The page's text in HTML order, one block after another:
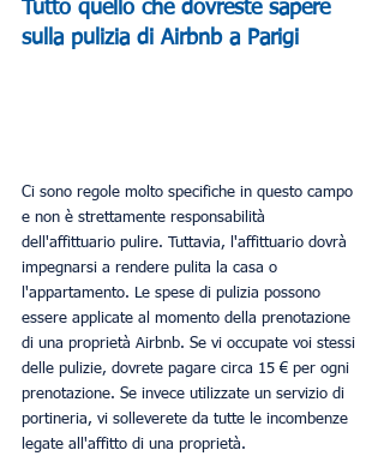
Tutto quello che dovreste sapere
sulla pulizia di Airbnb a Parigi
Ci sono regole molto specifiche in questo campo
e non è strettamente responsabilità
dell'affittuario pulire. Tuttavia, l'affittuario dovrà
impegnarsi a rendere pulita la casa o
l'appartamento. Le spese di pulizia possono
essere applicate al momento della prenotazione
di una proprietà Airbnb. Se vi occupate voi stessi
delle pulizie, dovrete pagare circa 15 € per ogni
prenotazione. Se invece utilizzate un servizio di
portineria, vi solleverete da tutte le incombenze
legate all'affitto di una proprietà.